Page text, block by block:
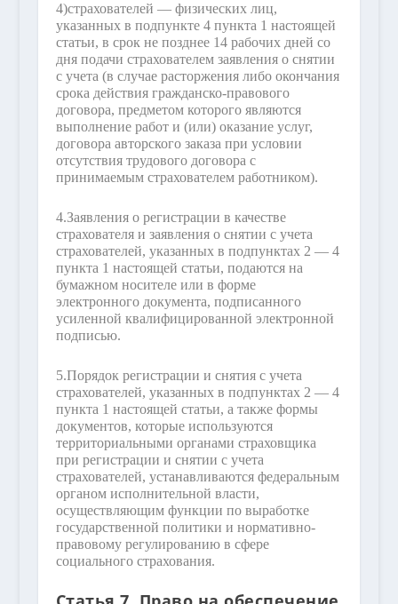
4)страхователей — физических лиц,
указанных в подпункте 4 пункта 1 настоящей
статьи, в срок не позднее 14 рабочих дней со
дня подачи страхователем заявления о снятии
с учета (в случае расторжения либо окончания
срока действия гражданско-правового
договора, предметом которого являются
выполнение работ и (или) оказание услуг,
договора авторского заказа при условии
отсутствия трудового договора с
принимаемым страхователем работником).
4.Заявления о регистрации в качестве
страхователя и заявления о снятии с учета
страхователей, указанных в подпунктах 2 — 4
пункта 1 настоящей статьи, подаются на
бумажном носителе или в форме
электронного документа, подписанного
усиленной квалифицированной электронной
подписью.
5.Порядок регистрации и снятия с учета
страхователей, указанных в подпунктах 2 — 4
пункта 1 настоящей статьи, а также формы
документов, которые используются
территориальными органами страховщика
при регистрации и снятии с учета
страхователей, устанавливаются федеральным
органом исполнительной власти,
осуществляющим функции по выработке
государственной политики и нормативно-
правовому регулированию в сфере
социального страхования.